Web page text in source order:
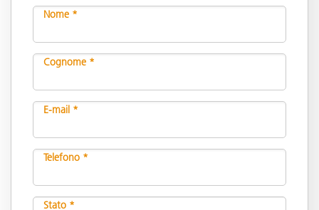
Nome *
Cognome *
E-mail *
Telefono *
Stato *